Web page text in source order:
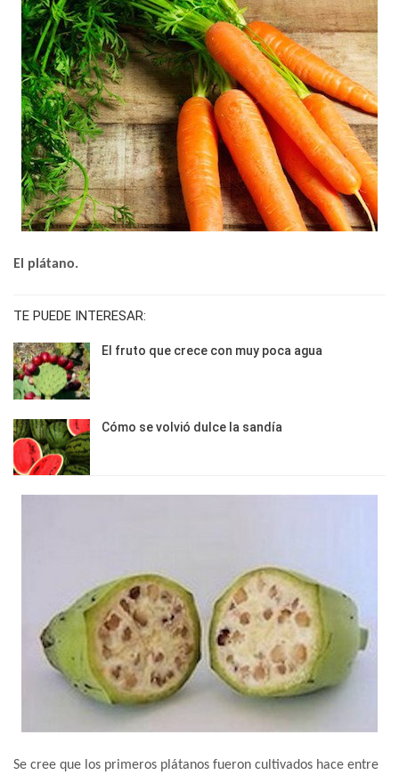
El plátano.
TE PUEDE INTERESAR:
El fruto que crece con muy poca agua
Cómo se volvió dulce la sandía
Se cree que los primeros plátanos fueron cultivados hace entre